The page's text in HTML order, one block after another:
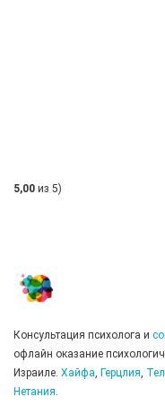
5,00 из 5)
Консультация психолога и
офлайн оказание
Израиле. Хайфа, Герцлия,
Нетания.